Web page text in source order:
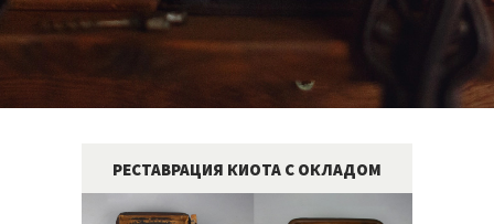
БЛОГ
КОНТАКТЫ
Viber
РЕСТАВРАЦИЯ КИОТА С ОКЛАДОМ